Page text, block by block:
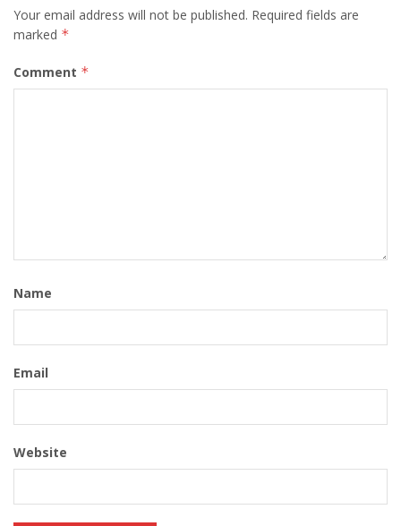
Your email address will not be published. Required fields are
marked *
Comment *
Name
Email
Website